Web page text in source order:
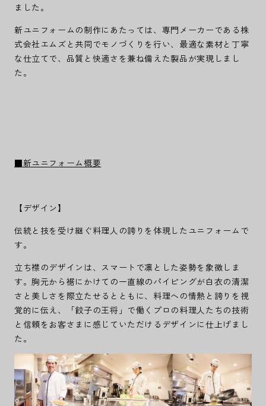
ました。
新ユニフォームの制作にあたっては、専門メーカーである株
式会社エムズと共同でモノづくりを行い、最適な素材と丁寧
な仕立てで、品質と快適さを兼ね備えた製品が実現しまし
た。
■新ユニフォーム概要
【デザイン】
伝統と技を受け継ぐ料理人の誇りを体現したユニフォームで
す。
立ち襟のデザインは、スマートで凛とした姿勢を象徴しま
す。胸元から裾にかけての一直線のパイピングが白衣の清潔
さと美しさを際立たせるとともに、料理への情熱と誇りを視
覚的に伝え、「餃子の王将」で働くプロの料理人たちの技術
と信頼をお客さまに感じていただけるデザインに仕上げまし
た。